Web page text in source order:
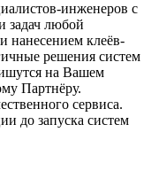
инженеров с
любой
нанесением клеёв-
решения систем
на Вашем
Партнёру.
сервиса.
до запуска систем